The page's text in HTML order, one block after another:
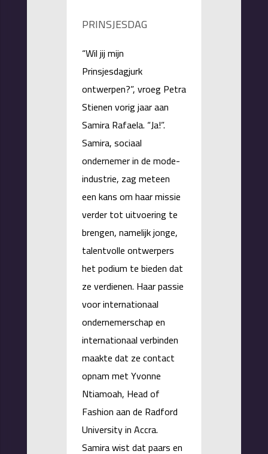
PRINSJESDAG
“Wil jij mijn
Prinsjesdagjurk
ontwerpen?”, vroeg Petra
Stienen vorig jaar aan
Samira Rafaela. “Ja!”.
Samira, sociaal
ondernemer in de mode-
industrie, zag meteen
een kans om haar missie
verder tot uitvoering te
brengen, namelijk jonge,
talentvolle ontwerpers
het podium te bieden dat
ze verdienen. Haar passie
voor internationaal
ondernemerschap en
internationaal verbinden
maakte dat ze contact
opnam met Yvonne
Ntiamoah, Head of
Fashion aan de Radford
University in Accra.
Samira wist dat paars en